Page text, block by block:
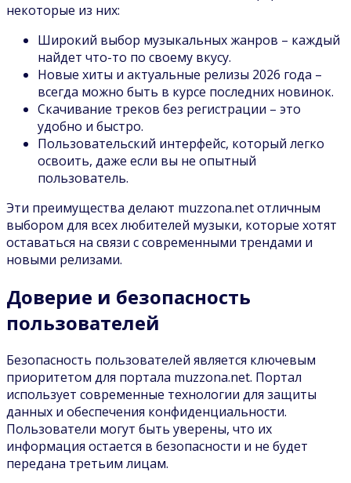
некоторые из них:
Широкий выбор музыкальных жанров – каждый
найдет что-то по своему вкусу.
Новые хиты и актуальные релизы 2026 года –
всегда можно быть в курсе последних новинок.
Скачивание треков без регистрации – это
удобно и быстро.
Пользовательский интерфейс, который легко
освоить, даже если вы не опытный
пользователь.
Эти преимущества делают muzzona.net отличным
выбором для всех любителей музыки, которые хотят
оставаться на связи с современными трендами и
новыми релизами.
Доверие и безопасность
пользователей
Безопасность пользователей является ключевым
приоритетом для портала muzzona.net. Портал
использует современные технологии для защиты
данных и обеспечения конфиденциальности.
Пользователи могут быть уверены, что их
информация остается в безопасности и не будет
передана третьим лицам.